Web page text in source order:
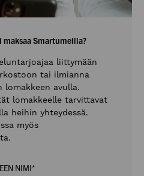
maksaa Smartumeilla?
liittymään
tai ilmianna
lomakkeen avulla.
lomakkeelle tarvittavat
heihin yhteydessä.
myös
NIMI*